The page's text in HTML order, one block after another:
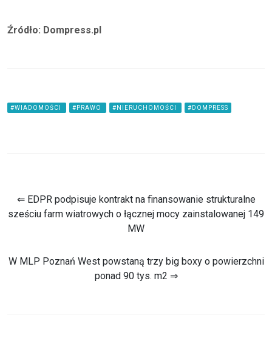
Źródło: Dompress.pl
#WIADOMOŚCI #PRAWO #NIERUCHOMOŚCI #DOMPRESS
⇐ EDPR podpisuje kontrakt na finansowanie strukturalne
sześciu farm wiatrowych o łącznej mocy zainstalowanej 149
MW
W MLP Poznań West powstaną trzy big boxy o powierzchni
ponad 90 tys. m2 ⇒